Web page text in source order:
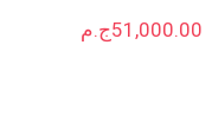
ج.م51,000.00